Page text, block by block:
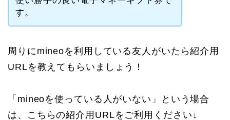
す。
周りにmineoを利用している友人がいたら紹介用
URLを教えてもらいましょう！
「mineoを使っている人がいない」という場合
は、こちらの紹介用URLをご利用ください↓